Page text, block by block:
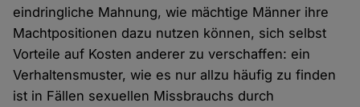
eindringliche Mahnung, wie mächtige Männer ihre
Machtpositionen dazu nutzen können, sich selbst
Vorteile auf Kosten anderer zu verschaffen: ein
Verhaltensmuster, wie es nur allzu häufig zu finden
ist in Fällen sexuellen Missbrauchs durch